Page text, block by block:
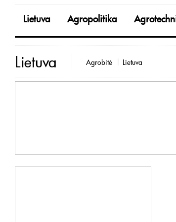
Lietuva Agropolitika
Lietuva Agrobitė Lietuva